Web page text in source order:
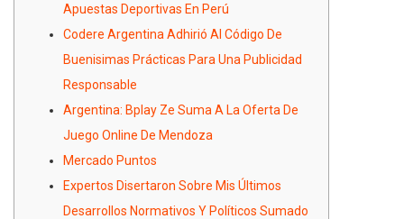
Apuestas Deportivas En Perú
Codere Argentina Adhirió Al Código De
Buenisimas Prácticas Para Una Publicidad
Responsable
Argentina: Bplay Ze Suma A La Oferta De
Juego Online De Mendoza
Mercado Puntos
Expertos Disertaron Sobre Mis Últimos
Desarrollos Normativos Y Políticos Sumado